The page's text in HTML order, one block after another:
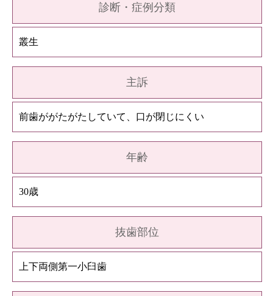
診断・症例分類
叢生
主訴
前歯ががたがたしていて、口が閉じにくい
年齢
30歳
抜歯部位
上下両側第一小臼歯